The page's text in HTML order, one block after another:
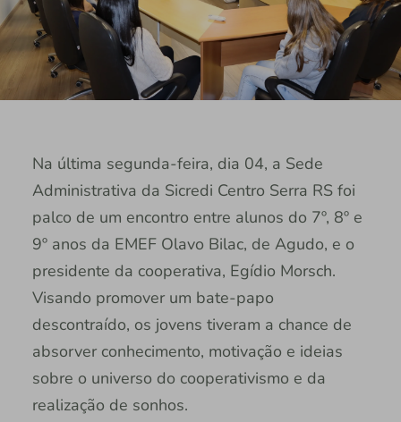
Na última segunda-feira, dia 04, a Sede
Administrativa da Sicredi Centro Serra RS foi
palco de um encontro entre alunos do 7º, 8º e
9º anos da EMEF Olavo Bilac, de Agudo, e o
presidente da cooperativa, Egídio Morsch.
Visando promover um bate-papo
descontraído, os jovens tiveram a chance de
absorver conhecimento, motivação e ideias
sobre o universo do cooperativismo e da
realização de sonhos.